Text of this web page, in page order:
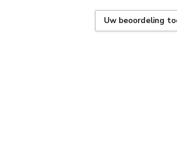
Uw beoordeling